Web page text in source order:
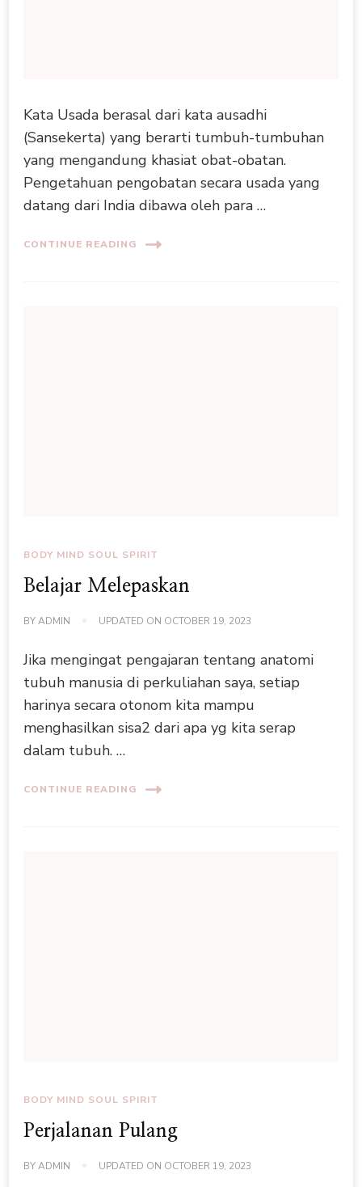
Kata Usada berasal dari kata ausadhi
(Sansekerta) yang berarti tumbuh-tumbuhan
yang mengandung khasiat obat-obatan.
Pengetahuan pengobatan secara usada yang
datang dari India dibawa oleh para …
CONTINUE READING
BODY MIND SOUL SPIRIT
Belajar Melepaskan
BYADMIN UPDATED ON OCTOBER 19, 2023
Jika mengingat pengajaran tentang anatomi
tubuh manusia di perkuliahan saya, setiap
harinya secara otonom kita mampu
menghasilkan sisa2 dari apa yg kita serap
dalam tubuh. …
CONTINUE READING
BODY MIND SOUL SPIRIT
Perjalanan Pulang
BYADMIN UPDATED ON OCTOBER 19, 2023